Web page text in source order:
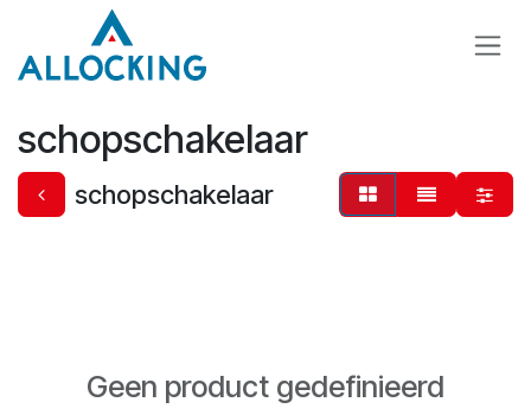
Overslaan naar inhoud
schopschakelaar
schopschakelaar
Geen product gedefinieerd